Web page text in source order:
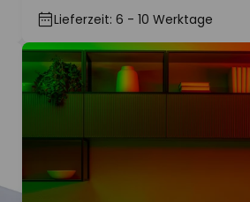
Lieferzeit: 6 - 10 Werktage